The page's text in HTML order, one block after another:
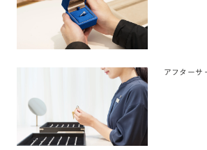
アフターサ